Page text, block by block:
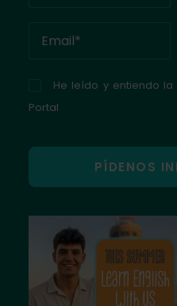
He leído y entiendo la
Portal